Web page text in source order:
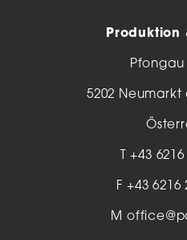
Produktion
Pfongau
5202 Neumarkt
T+43
F +43 6216
M